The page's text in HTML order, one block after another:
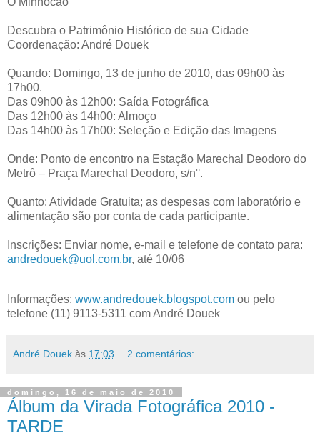
Descubra o Patrimônio Histórico de sua Cidade
Coordenação: André Douek
Quando: Domingo, 13 de junho de 2010, das 09h00 às
17h00.
Das 09h00 às 12h00: Saída Fotográfica
Das 12h00 às 14h00: Almoço
Das 14h00 às 17h00: Seleção e Edição das Imagens
Onde: Ponto de encontro na Estação Marechal Deodoro do
Metrô – Praça Marechal Deodoro, s/n°.
Quanto: Atividade Gratuita; as despesas com laboratório e
alimentação são por conta de cada participante.
Inscrições: Enviar nome, e-mail e telefone de contato para:
andredouek@uol.com.br, até 10/06
Informações: www.andredouek.blogspot.com ou pelo
telefone (11) 9113-5311 com André Douek
André Douek às 17:03 2 comentários:
domingo, 16 de maio de 2010
Álbum da Virada Fotográfica 2010 -
TARDE